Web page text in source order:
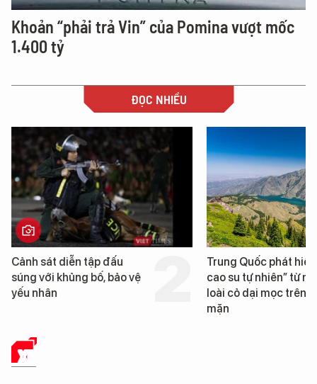
Khoản “phải trả Vin” của Pomina vượt mốc
1.400 tỷ
ĐỌC NHIỀU
Cảnh sát diễn tập đấu
súng với khủng bố, bảo vệ
yếu nhân
Trung Quốc phát hiện
cao su tự nhiên” từ
loài cỏ dại mọc trên
mặn
XE